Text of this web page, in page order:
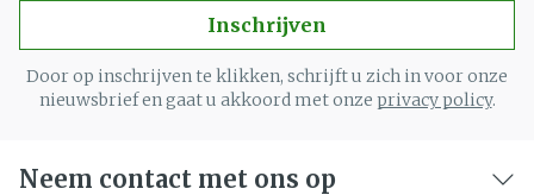
Inschrijven
Door op inschrijven te klikken, schrijft u zich in voor onze
nieuwsbrief en gaat u akkoord met onze privacy policy.
Neem contact met ons op